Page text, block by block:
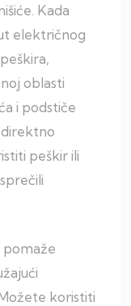
Kada
električnog
oblasti
i podstiče
peškir ili
pomaže
koristiti